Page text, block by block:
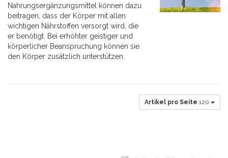
Nahrungsergänzungsmittel können dazu
beitragen, dass der Körper mit allen
wichtigen Nährstoffen versorgt wird, die
er benötigt. Bei erhöhter geistiger und
körperlicher Beanspruchung können sie
den Körper zusätzlich unterstützen.
Artikel pro Seite 120